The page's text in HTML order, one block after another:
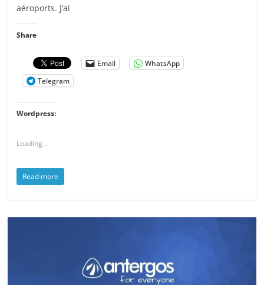
aéroports. J’ai
Share
Email
WhatsApp
Telegram
Wordpress:
Loading...
Read more